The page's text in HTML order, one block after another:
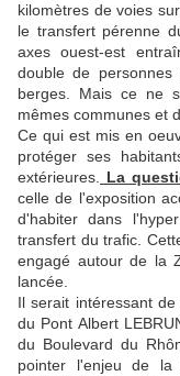
kilomètres de voies
le transfert pérenne
axes ouest-est
double de
berges. Mais ce ne
mêmes communes et
Ce qui est mis en
protéger ses
extérieures.
La
celle de l'exposition
d'habiter dans
transfert du trafic.
engagé autour de la
lancée.
Il serait intéressant
du Pont Albert
du Boulevard du
pointer l'enjeu de la